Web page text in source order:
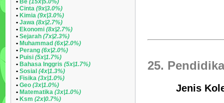
• Be (15x|5.0%)
• Cinta (9x|3.0%)
• Kimia (9x|3.0%)
• Jawa (8x|2.7%)
• Ekonomi (8x|2.7%)
• Sejarah (7x|2.3%)
• Muhammad (6x|2.0%)
• Perang (6x|2.0%)
• Puisi (5x|1.7%)
• Bahasa Inggris (5x|1.7%)
• Sosial (4x|1.3%)
• Fisika (3x|1.0%)
• Geo (3x|1.0%)
• Matematika (3x|1.0%)
• Ksm (2x|0.7%)
25.
Jenis